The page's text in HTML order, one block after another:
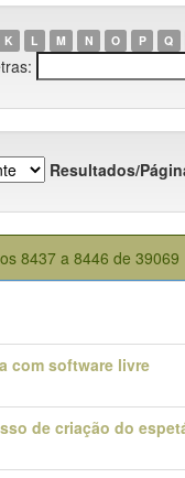
K L M N O P Q
Resultados/
8437 a 8446 de 39069
com software livre
de criação do